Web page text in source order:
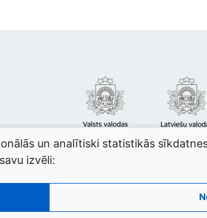
un analītiski statistikās
izvēli: